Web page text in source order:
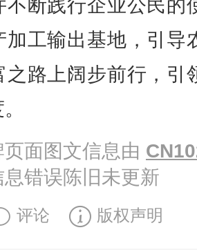
不断践行企业公民的
加工输出基地，引导
之路上阔步前行，引
面图文信息由
错误陈旧未更新
评论 版权声明